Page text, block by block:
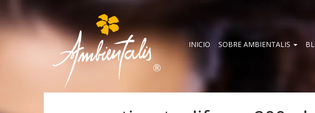
INICIO SOBRE AMBIENTALIS